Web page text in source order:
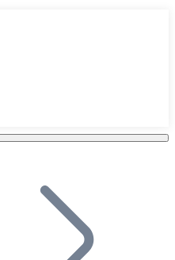
tu plataforma.
tu negocio y permite que